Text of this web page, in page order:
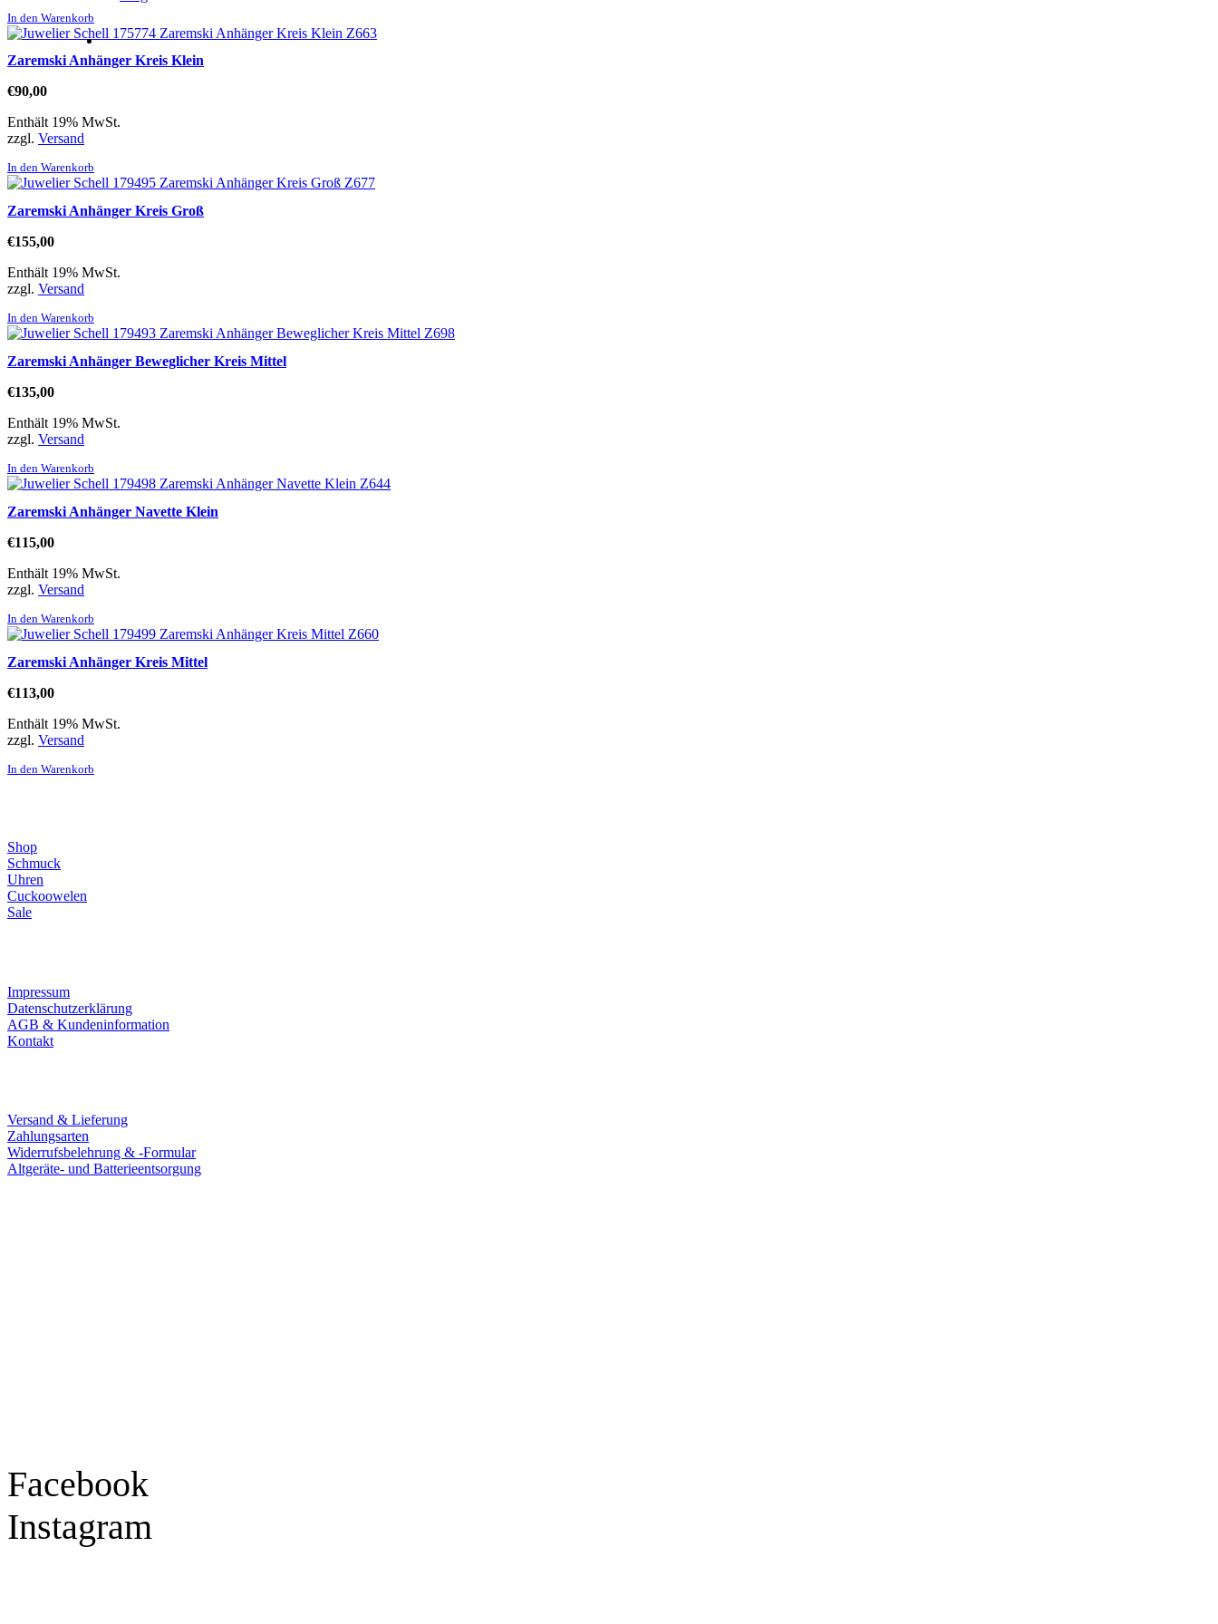
In den Warenkorb
Zaremski Anhänger Kreis Klein
€90,00
Enthält 19% MwSt.
zzgl. Versand
In den Warenkorb
Zaremski Anhänger Kreis Groß
€155,00
Enthält 19% MwSt.
zzgl. Versand
In den Warenkorb
Zaremski Anhänger Beweglicher Kreis Mittel
€135,00
Enthält 19% MwSt.
zzgl. Versand
In den Warenkorb
Zaremski Anhänger Navette Klein
€115,00
Enthält 19% MwSt.
zzgl. Versand
In den Warenkorb
Zaremski Anhänger Kreis Mittel
€113,00
Enthält 19% MwSt.
zzgl. Versand
In den Warenkorb
Shop
Schmuck
Uhren
Cuckoowelen
Sale
Impressum
Datenschutzerklärung
AGB & Kundeninformation
Kontakt
Versand & Lieferung
Zahlungsarten
Widerrufsbelehrung & -Formular
Altgeräte- und Batterieentsorgung
Facebook
Instagram